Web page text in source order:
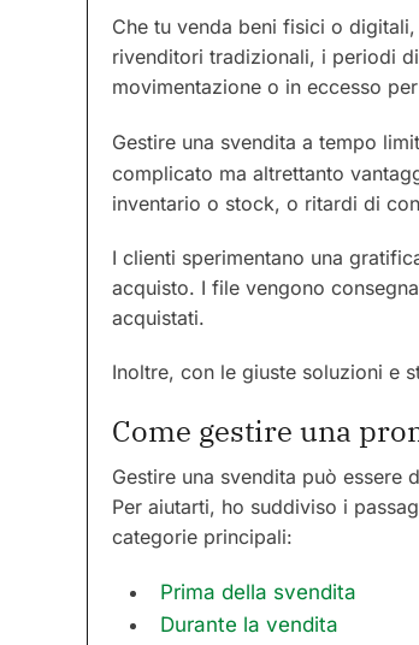
Che tu venda beni fisici o
rivenditori tradizionali, i periodi
movimentazione o in eccesso
Gestire una svendita a tempo
complicato ma altrettanto
inventario o stock, o ritardi di
I clienti sperimentano una
acquisto. I file vengono
acquistati.
Inoltre, con le giuste soluzioni e
Come gestire una
Gestire una svendita può essere
Per aiutarti, ho suddiviso i
categorie principali:
Prima della svendita
Durante la vendita